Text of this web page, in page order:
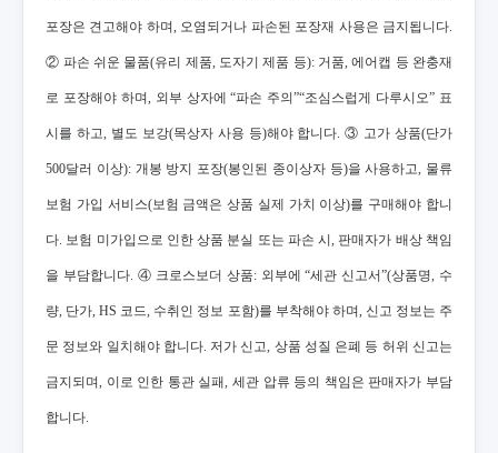
포장은 견고해야 하며, 오염되거나 파손된 포장재 사용은 금지됩니다.
② 파손 쉬운 물품(유리 제품, 도자기 제품 등): 거품, 에어캡 등 완충재
로 포장해야 하며, 외부 상자에 “파손 주의”“조심스럽게 다루시오” 표
시를 하고, 별도 보강(목상자 사용 등)해야 합니다. ③ 고가 상품(단가
500달러 이상): 개봉 방지 포장(봉인된 종이상자 등)을 사용하고, 물류
보험 가입 서비스(보험 금액은 상품 실제 가치 이상)를 구매해야 합니
다. 보험 미가입으로 인한 상품 분실 또는 파손 시, 판매자가 배상 책임
을 부담합니다. ④ 크로스보더 상품: 외부에 “세관 신고서”(상품명, 수
량, 단가, HS 코드, 수취인 정보 포함)를 부착해야 하며, 신고 정보는 주
문 정보와 일치해야 합니다. 저가 신고, 상품 성질 은폐 등 허위 신고는
금지되며, 이로 인한 통관 실패, 세관 압류 등의 책임은 판매자가 부담
합니다.